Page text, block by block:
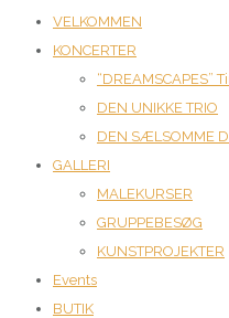
VELKOMMEN
KONCERTER
“DREAMSCAPES”
DEN UNIKKE TRIO
DEN SÆLSOMME
GALLERI
MALEKURSER
GRUPPEBESØG
KUNSTPROJEKTER
Events
BUTIK